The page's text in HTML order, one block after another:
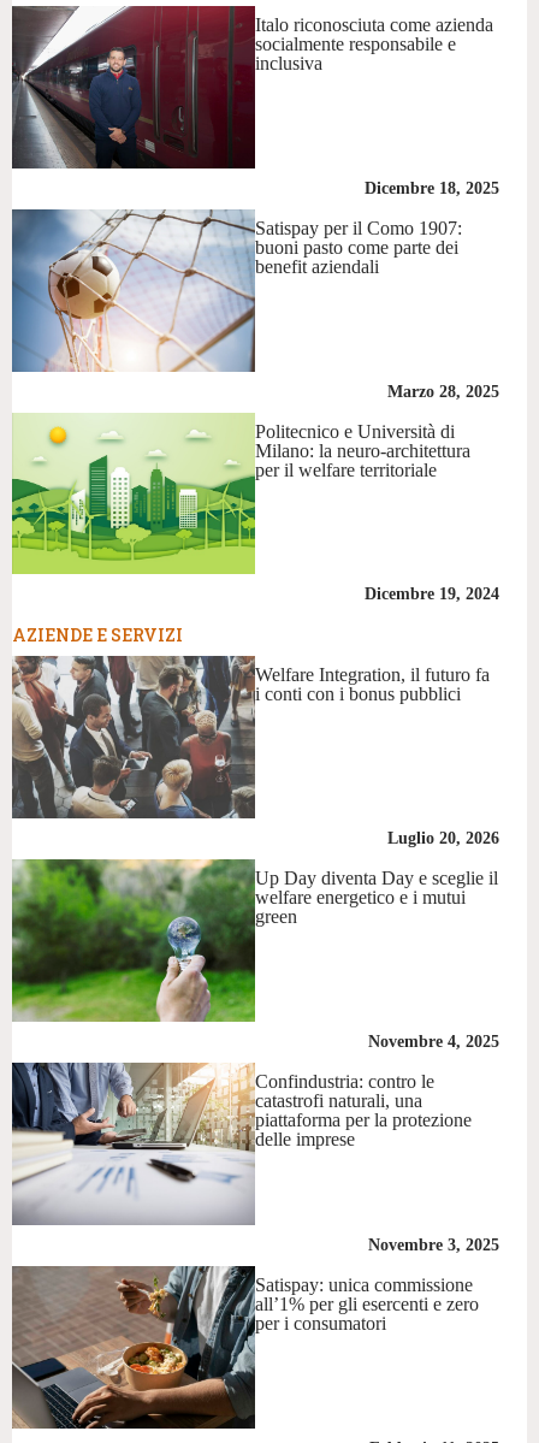
Italo riconosciuta come azienda
socialmente responsabile e
inclusiva
Dicembre 18, 2025
Satispay per il Como 1907:
buoni pasto come parte dei
benefit aziendali
Marzo 28, 2025
Politecnico e Università di
Milano: la neuro-architettura
per il welfare territoriale
Dicembre 19, 2024
AZIENDE E SERVIZI
Welfare Integration, il futuro fa
i conti con i bonus pubblici
Luglio 20, 2026
Up Day diventa Day e sceglie il
welfare energetico e i mutui
green
Novembre 4, 2025
Confindustria: contro le
catastrofi naturali, una
piattaforma per la protezione
delle imprese
Novembre 3, 2025
Satispay: unica commissione
all’1% per gli esercenti e zero
per i consumatori